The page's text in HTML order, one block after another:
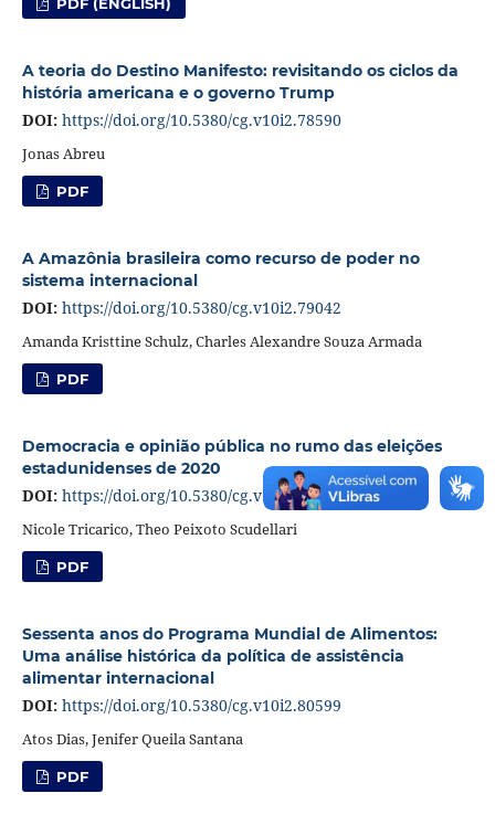
A teoria do Destino Manifesto: revisitando os ciclos da
história americana e o governo Trump
DOI: https://doi.org/10.5380/cg.v10i2.78590
Jonas Abreu
PDF
A Amazônia brasileira como recurso de poder no
sistema internacional
DOI: https://doi.org/10.5380/cg.v10i2.79042
Amanda Kristtine Schulz, Charles Alexandre Souza Armada
PDF
Democracia e opinião pública no rumo das eleições
estadunidenses de 2020
DOI: https://doi.org/10.5380/cg.v10i2.79488
Nicole Tricarico, Theo Peixoto Scudellari
PDF
Sessenta anos do Programa Mundial de Alimentos:
Uma análise histórica da política de assistência
alimentar internacional
DOI: https://doi.org/10.5380/cg.v10i2.80599
Atos Dias, Jenifer Queila Santana
PDF